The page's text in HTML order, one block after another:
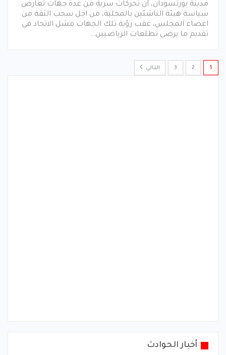
مدينة بورتسودان، أن تحركات سرية من عدة جهات تعارض
سياسة هيئة الناشئين بالمحلية، من اجل سحب الثقة من
اعضاء المجلس، عقب رؤية تلك الجهات فشل الاتحاد في
تقديم ما يرضي تطلعات الرياضيين…
1
2
3 التالي
أخبار الحوادث